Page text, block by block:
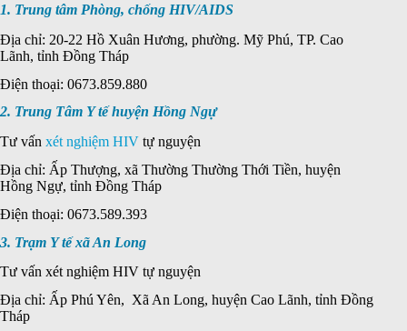
1. Trung tâm Phòng, chống HIV/AIDS
Địa chỉ: 20-22 Hồ Xuân Hương, phường. Mỹ Phú, TP. Cao
Lãnh, tỉnh Đồng Tháp
Điện thoại: 0673.859.880
2. Trung Tâm Y tế huyện Hồng Ngự
Tư vấn xét nghiệm HIV tự nguyện
Địa chỉ: Ấp Thượng, xã Thường Thường Thới Tiền, huyện
Hồng Ngự, tỉnh Đồng Tháp
Điện thoại: 0673.589.393
3. Trạm Y tế xã An Long
Tư vấn xét nghiệm HIV tự nguyện
Địa chỉ: Ấp Phú Yên, Xã An Long, huyện Cao Lãnh, tỉnh Đồng
Tháp